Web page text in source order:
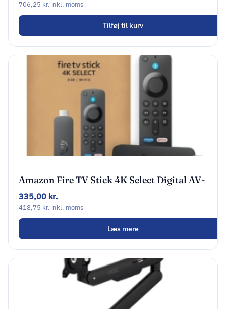
706,25 kr. inkl. moms
Tilføj til kurv
Amazon Fire TV Stick 4K Select Digital AV-
afspiller Sort
335,00 kr.
418,75 kr. inkl. moms
Læs mere